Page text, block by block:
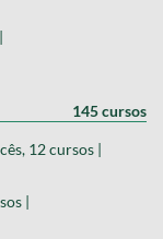
145 cursos
12 cursos |
|